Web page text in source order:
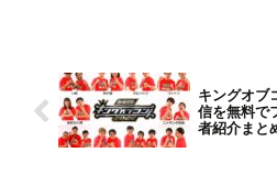
キングオブ
信を無料で
者紹介まと